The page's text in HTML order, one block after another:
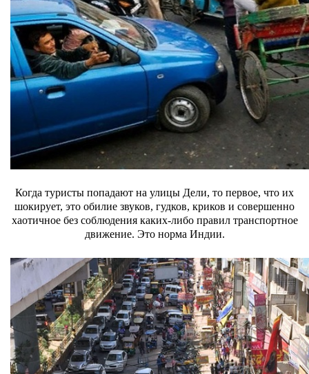
Когда туристы попадают на улицы Дели, то первое, что их
шокирует, это обилие звуков, гудков, криков и совершенно
хаотичное без соблюдения каких-либо правил транспортное
движение. Это норма Индии.